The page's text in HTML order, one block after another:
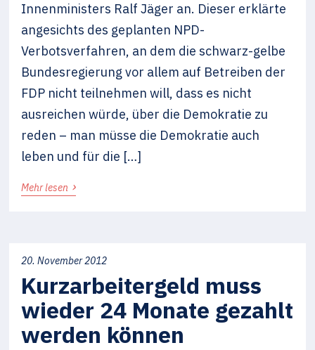
Innenministers Ralf Jäger an. Dieser erklärte
angesichts des geplanten NPD-
Verbotsverfahren, an dem die schwarz-gelbe
Bundesregierung vor allem auf Betreiben der
FDP nicht teilnehmen will, dass es nicht
ausreichen würde, über die Demokratie zu
reden – man müsse die Demokratie auch
leben und für die […]
Mehr lesen ›
20. November 2012
Kurzarbeitergeld muss
wieder 24 Monate gezahlt
werden können